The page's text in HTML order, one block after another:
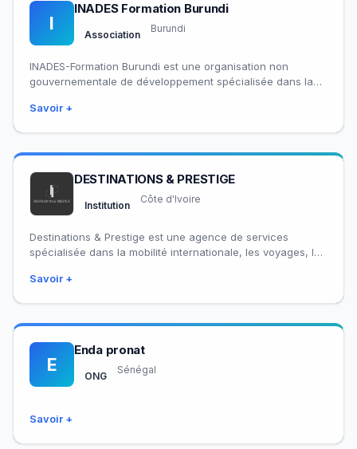
I
INADES Formation Burundi
Association
Burundi
INADES-Formation Burundi est une organisation non
gouvernementale de développement spécialisée dans la
réseau panafricain…
Savoir +
DESTINATIONS & PRESTIGE
Institution
Côte d'Ivoire
Destinations & Prestige est une agence de services
spécialisée dans la mobilité internationale, les voyages, les
Savoir +
E
Enda pronat
ONG
Sénégal
Savoir +